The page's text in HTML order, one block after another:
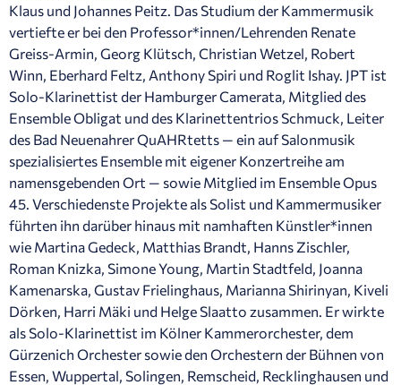
Klaus und Johannes Peitz. Das Studium der Kammermusik
vertiefte er bei den Professor*innen/Lehrenden Renate
Greiss-Armin, Georg Klütsch, Christian Wetzel, Robert
Winn, Eberhard Feltz, Anthony Spiri und Roglit Ishay. JPT ist
Solo-Klarinettist der Hamburger Camerata, Mitglied des
Ensemble Obligat und des Klarinettentrios Schmuck, Leiter
des Bad Neuenahrer QuAHRtetts — ein auf Salonmusik
spezialisiertes Ensemble mit eigener Konzertreihe am
namensgebenden Ort — sowie Mitglied im Ensemble Opus
45. Verschiedenste Projekte als Solist und Kammermusiker
führten ihn darüber hinaus mit namhaften Künstler*innen
wie Martina Gedeck, Matthias Brandt, Hanns Zischler,
Roman Knizka, Simone Young, Martin Stadtfeld, Joanna
Kamenarska, Gustav Frielinghaus, Marianna Shirinyan, Kiveli
Dörken, Harri Mäki und Helge Slaatto zusammen. Er wirkte
als Solo-Klarinettist im Kölner Kammerorchester, dem
Gürzenich Orchester sowie den Orchestern der Bühnen von
Essen, Wuppertal, Solingen, Remscheid, Recklinghausen und